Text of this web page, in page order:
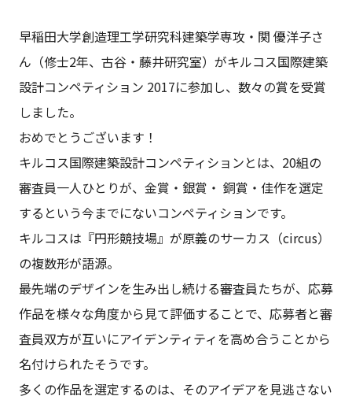
早稲田大学創造理工学研究科建築学専攻・関 優洋子さ
ん（修士2年、古谷・藤井研究室）がキルコス国際建築
設計コンペティション 2017に参加し、数々の賞を受賞
しました。
おめでとうございます！
キルコス国際建築設計コンペティションとは、20組の
審査員一人ひとりが、金賞・銀賞・ 銅賞・佳作を選定
するという今までにないコンペティションです。
キルコスは『円形競技場』が原義のサーカス（circus）
の複数形が語源。
最先端のデザインを生み出し続ける審査員たちが、応募
作品を様々な角度から見て評価することで、応募者と審
査員双方が互いにアイデンティティを高め合うことから
名付けられたそうです。
多くの作品を選定するのは、そのアイデアを見逃さない